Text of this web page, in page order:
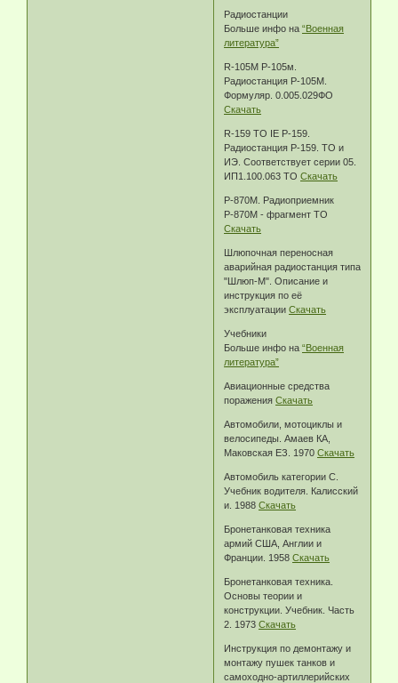
Радиостанции
Больше инфо на“Военная
литература”
R-105M Р-105м.
Радиостанция Р-105М.
Формуляр. 0.005.029ФО
Скачать
R-159 TO IE Р-159.
Радиостанция Р-159. ТО и
ИЭ. Соответствует серии 05.
ИП1.100.063 ТОСкачать
Р-870М. Радиоприемник
Р-870М - фрагмент ТО
Скачать
Шлюпочная переносная
аварийная радиостанция типа
"Шлюп-М". Описание и
инструкция по её
эксплуатацииСкачать
Учебники
Больше инфо на“Военная
литература”
Авиационные средства
пораженияСкачать
Автомобили, мотоциклы и
велосипеды. Амаев КА,
Маковская ЕЗ. 1970Скачать
Автомобиль категории С.
Учебник водителя. Калисский
и. 1988Скачать
Бронетанковая техника
армий США, Англии и
Франции. 1958Скачать
Бронетанковая техника.
Основы теории и
конструкции. Учебник. Часть
2. 1973Скачать
Инструкция по демонтажу и
монтажу пушек танков и
самоходно-артиллерийских